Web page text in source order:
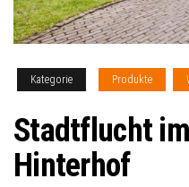
Kategorie Produkte
Stadtflucht
Hinterhof